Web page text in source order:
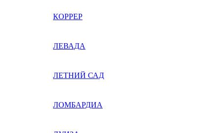
КОРРЕР
ЛЕВАДА
ЛЕТНИЙ САД
ЛОМБАРДИА